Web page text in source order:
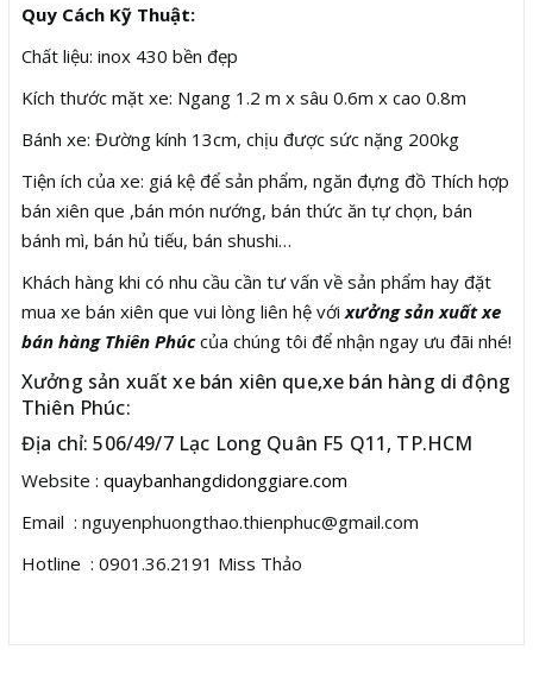
Quy Cách Kỹ Thuật:
Chất liệu: inox 430 bền đẹp
Kích thước mặt xe: Ngang 1.2 m x sâu 0.6m x cao 0.8m
Bánh xe: Đường kính 13cm, chịu được sức nặng 200kg
Tiện ích của xe: giá kệ để sản phẩm, ngăn đựng đồ Thích hợp
bán xiên que ,bán món nướng, bán thức ăn tự chọn, bán
bánh mì, bán hủ tiếu, bán shushi…
Khách hàng khi có nhu cầu cần tư vấn về sản phẩm hay đặt
mua xe bán xiên que vui lòng liên hệ với xưởng sản xuất xe
bán hàng Thiên Phúccủa chúng tôi để nhận ngay ưu đãi nhé!
Xưởng sản xuất xe bán xiên que,xe bán hàng di động
Thiên Phúc:
Địa chỉ: 506/49/7 Lạc Long Quân F5 Q11, TP.HCM
Website : quaybanhangdidonggiare.com
Email : nguyenphuongthao.thienphuc@gmail.com
Hotline : 0901.36.2191 Miss Thảo